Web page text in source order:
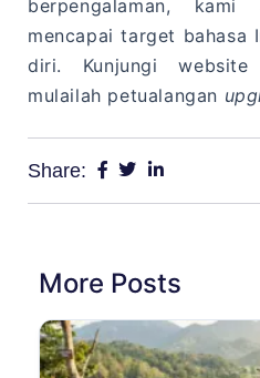
berpengalaman, kami
mencapai target bahasa
diri. Kunjungi
mulailah petualangan
Share:
More Posts